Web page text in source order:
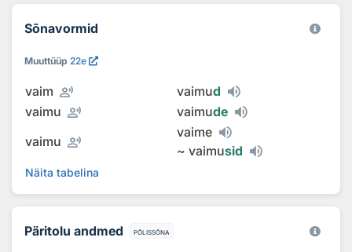
Sõnavormid
Muuttüüp 22e
vaim record_voice_over vaimud
vaimu record_voice_over vaimude
vaimu record_voice_over
vaime
~ vaimusid
Näita tabelina
Päritolu andmed põlissõna